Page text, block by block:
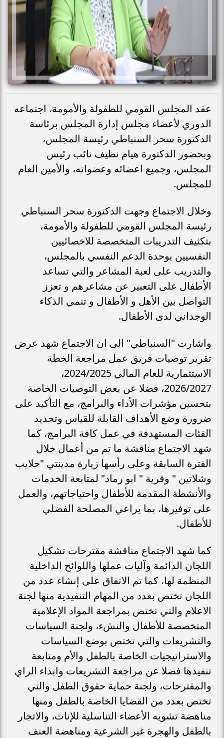
عقد المجلس القومي للطفولة والأمومة، اجتماعه
الدوري لأعضاء مجلس إدارة المجلس برئاسة
الدكتورة سحر السنباطي رئيسة المجلس،
وبحضور الدكتورة هيام نظيف نائب رئيس
المجلس، وجميع اعضائه وعضواته، والأمين العام
للمجلس.
وخلال الاجتماع وجهت الدكتورة سحر السنباطي
رئيسة المجلس القومي للطفولة والأمومة،
بتكثيف التدريبات المتخصصة للاخصائيين
النفسيين بوحدة الدعم النفسي بالمجلس،
والتدريب على لعبة المشاعر والتي تساعد
الأطفال على التعبير عن مشاعرهم و تعزز
التواصل بين الأهل و الأطفال و تنمي الذكاء
الوجداني لدى الأطفال.
واشارت "السنباطي" الى ان الاجتماع شهد عرض
تقرير توصيات فريق عمل مراجعة الخطة
الاستثمارية للعام المالي 2024/2025،
2026/2027، فضلا عن بعض التوصيات الخاصة
بتحسين مؤشرات الأداء والبرامج، مع التأكيد على
ضرورة وضع الأهداف القابلة للقياس وتحديد
الفئات المستهدفة في عمل كافة البرامج، كما
شهد الاجتماع مناقشة ما تم من أعمال خلال
الفترة السابقة وعلى رأسها زيارة مدينتي "حلايب
وشلاتين " وقرية " ابو رماد" لمتابعة الخدمات
والأنشطة المقدمة للأطفال واحتياجاتهم، والعمل
على توفيرها، بما يراعي المصلحة الفضلي
للأطفال.
كما شهد الاجتماع مناقشة مقترحات تشكيل
اللجان الدائمة وآليات عملها واللوائح الداخلية
المنظمة لها، كما تم الاتفاق على إنشاء عدد من
اللجان تختص بعدد من المهام التنفيذية منها لجنة
الاعلام والتي تختص بمراجعة المواد الإعلامية
المتخصصة للأطفال والنشء، ولجنة السياسات
والتشريعات والتي تختص بوضع السياسات
والاستراتيجيات الخاصة بالطفل والأم ومتابعة
تنفيذها فضلا عن مراجعة التشريعات وابداء الراي
والمقترحات، ولجنة حماية حقوق الطفل والتي
تختص بعدد من القضايا الخاصة بالطفل ومنها
مناهضة تشويه الأعضاء التناسلية للإناث، والاتجار
بالطفل والهجرة غير الشرعية ومناهضة العنف